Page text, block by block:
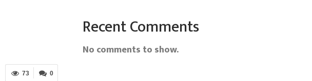
0
73
Recent Comments
No comments to show.